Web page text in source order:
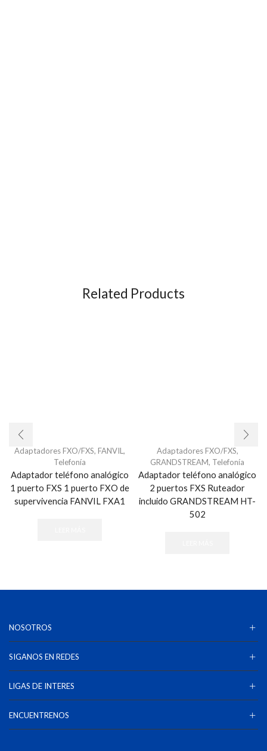
Related Products
Adaptadores FXO/FXS, FANVIL,
Telefonía
Adaptador teléfono analógico
1 puerto FXS 1 puerto FXO de
supervivencia FANVIL FXA1
Adaptadores FXO/FXS,
GRANDSTREAM, Telefonía
Adaptador teléfono analógico
2 puertos FXS Ruteador
incluido GRANDSTREAM HT-
502
NOSOTROS
SIGANOS EN REDES
LIGAS DE INTERES
ENCUENTRENOS